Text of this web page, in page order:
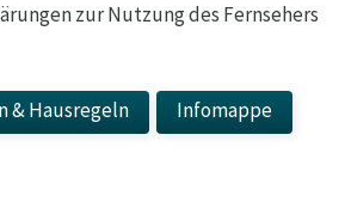
zur Nutzung des Fernsehers
& Hausregeln Infomappe